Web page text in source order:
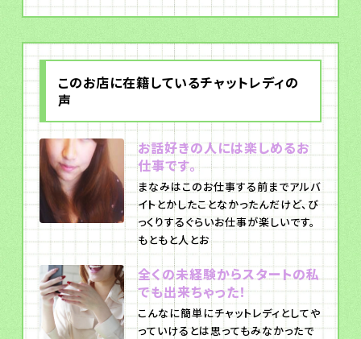
このお店に在籍しているチャットレディの
声
お話好きの人には楽しめるお
仕事です。
まなみはこのお仕事する前までアルバ
イトとかしたことなかったんだけど、び
っくりするぐらいお仕事が楽しいです。
もともと人とお
全くの未経験からスタートの私
でも出来ちゃった！
こんなに簡単にチャットレディとしてや
っていけるとは思ってもみなかったで